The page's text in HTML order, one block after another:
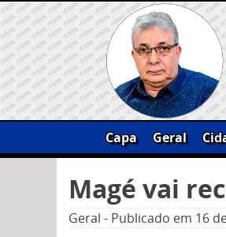
Skip
to
content
Capa Geral
por:
Magé vai
Geral - Publicado em 16